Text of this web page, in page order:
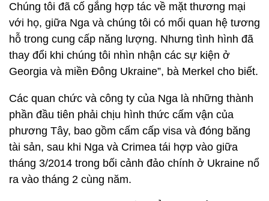
Chúng tôi đã cố gắng hợp tác về mặt thương mại
với họ, giữa Nga và chúng tôi có mối quan hệ tương
hỗ trong cung cấp năng lượng. Nhưng tình hình đã
thay đổi khi chúng tôi nhìn nhận các sự kiện ở
Georgia và miền Đông Ukraine”, bà Merkel cho biết.
Các quan chức và công ty của Nga là những thành
phần đầu tiên phải chịu hình thức cấm vận của
phương Tây, bao gồm cấm cấp visa và đóng băng
tài sản, sau khi Nga và Crimea tái hợp vào giữa
tháng 3/2014 trong bối cảnh đảo chính ở Ukraine nổ
ra vào tháng 2 cùng năm.